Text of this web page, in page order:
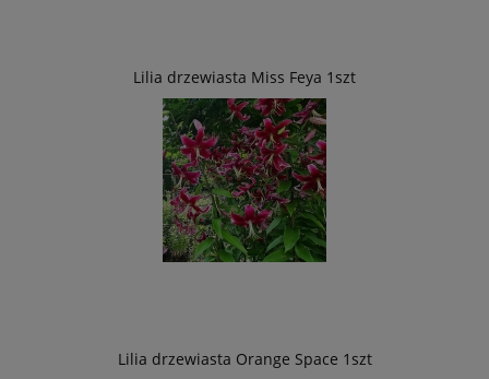
Lilia drzewiasta Miss Feya 1szt
Lilia drzewiasta Orange Space 1szt